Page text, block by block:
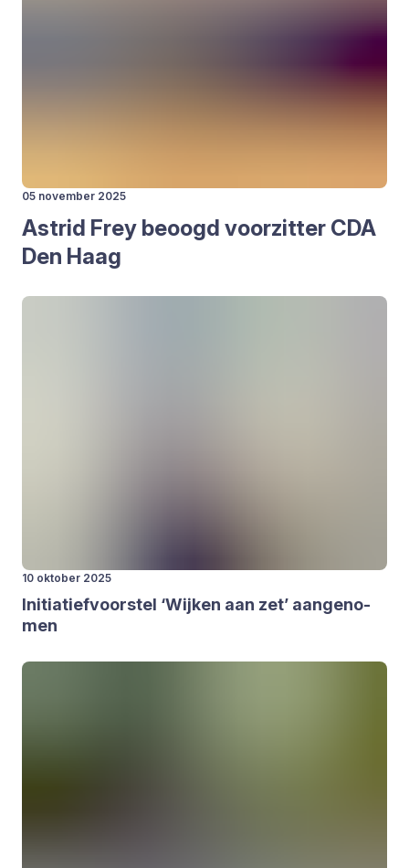
05 november 2025
Astrid Frey beoogd voor­zit­ter CDA
Den Haag
10 oktober 2025
Ini­ti­a­tief­voor­stel ‘Wij­ken aan zet’ aan­ge­no­
men